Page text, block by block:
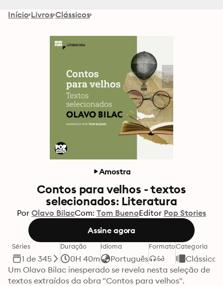
Início Livros Clássicos
Amostra
Contos para velhos - textos
selecionados: Literatura
Por Olavo BilacCom: Tom BuenoEditor Pop Stories
Assine agora
Séries
1 de 345
Duração
0H 40m
Idioma
Português
FormatoCategoria
Clássicos
Um Olavo Bilac inesperado se revela nesta seleção de
textos extraídos da obra "Contos para velhos".